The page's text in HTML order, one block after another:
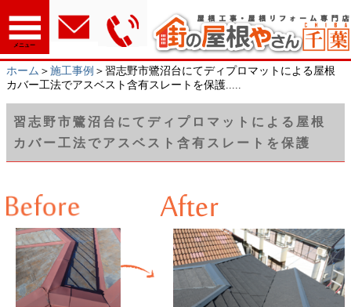
メニュー
ホーム ＞ 施工事例 ＞習志野市鷺沼台にてディプロマットによる屋根
カバー工法でアスベスト含有スレートを保護.....
習志野市鷺沼台にてディプロマットによる屋根
カバー工法でアスベスト含有スレートを保護